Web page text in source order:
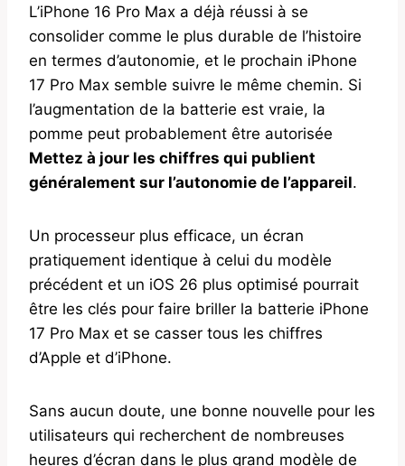
L’iPhone 16 Pro Max a déjà réussi à se
consolider comme le plus durable de l’histoire
en termes d’autonomie, et le prochain iPhone
17 Pro Max semble suivre le même chemin. Si
l’augmentation de la batterie est vraie, la
pomme peut probablement être autorisée
Mettez à jour les chiffres qui publient
généralement sur l’autonomie de l’appareil.
Un processeur plus efficace, un écran
pratiquement identique à celui du modèle
précédent et un iOS 26 plus optimisé pourrait
être les clés pour faire briller la batterie iPhone
17 Pro Max et se casser tous les chiffres
d’Apple et d’iPhone.
Sans aucun doute, une bonne nouvelle pour les
utilisateurs qui recherchent de nombreuses
heures d’écran dans le plus grand modèle de